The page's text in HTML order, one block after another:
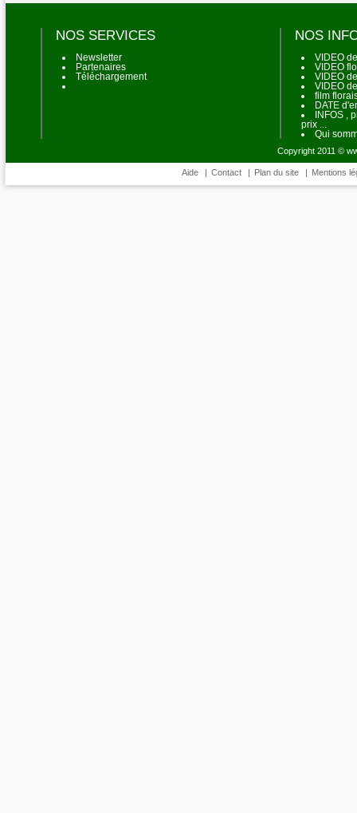
NOS SERVICES
Newsletter
Partenaires
Téléchargement
NOS
VIDEO
VIDEO
VIDEO
VIDEO
film
DATE
INFOS ,
prix ...
Qui
Copyright 2011 ©
Aide | Contact | Plan du site | Mentions